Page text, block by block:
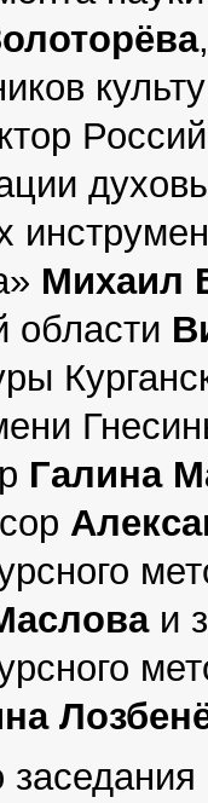
Михаил
области
Галина
и